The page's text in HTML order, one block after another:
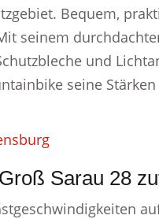
Bequem,
seinem
und
seine
Sarau 28